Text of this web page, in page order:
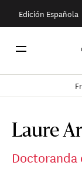
Edición Española
Laure
Doctoranda